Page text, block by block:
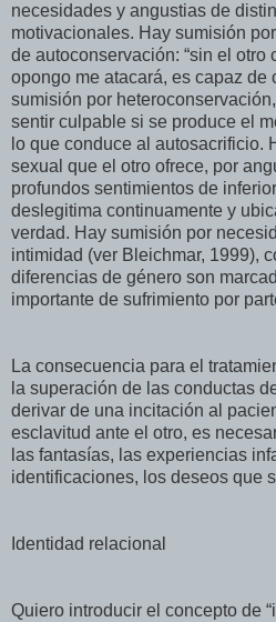
necesidades y angustias de
motivacionales. Hay sumisión
de autoconservación: “sin el otro
opongo me atacará, es capaz de
sumisión por
sentir culpable si se produce el
lo que conduce al autosacrificio.
sexual que el otro ofrece, por
profundos sentimientos de
deslegitima continuamente y
verdad. Hay sumisión por
intimidad (ver Bleichmar, 1999),
diferencias de género son
importante de sufrimiento por
La consecuencia para el
la superación de las conductas
derivar de una incitación al
esclavitud ante el otro, es
las fantasías, las experiencias
identificaciones, los deseos que
Identidad relacional
Quiero introducir el concepto de